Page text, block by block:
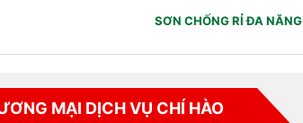
SƠN CHỐNG RỈ ĐA NĂNG
MẠI DỊCH VỤ CHÍ HÀO